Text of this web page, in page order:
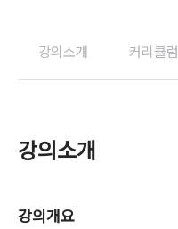
강의소개 커리큘럼
강의소개
강의개요